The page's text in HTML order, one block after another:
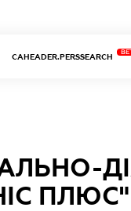
CAHEADER.PERSSEARCH
ПЛЮС"